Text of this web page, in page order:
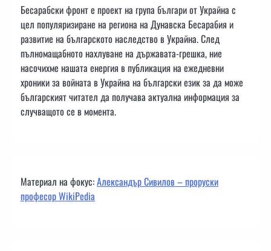
Бесарабски фронт е проект на група българи от Украйна с
цел популяризиране на региона на Дунавска Бесарабия и
развитие на българското наследство в Украйна. След
пълномащабното нахлуване на държавата-грешка, ние
насочихме нашата енергия в публикация на ежедневни
хроники за войната в Украйна на български език за да може
българският читател да получава актуална информация за
случващото се в момента.
Материал на фокус:Александър Сивилов – проруски
професор WikiPedia